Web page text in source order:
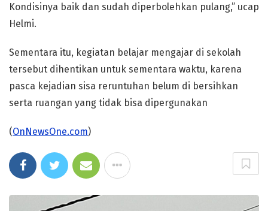
Kondisinya baik dan sudah diperbolehkan pulang,” ucap
Helmi.
Sementara itu, kegiatan belajar mengajar di sekolah
tersebut dihentikan untuk sementara waktu, karena
pasca kejadian sisa reruntuhan belum di bersihkan
serta ruangan yang tidak bisa dipergunakan
(OnNewsOne.com)